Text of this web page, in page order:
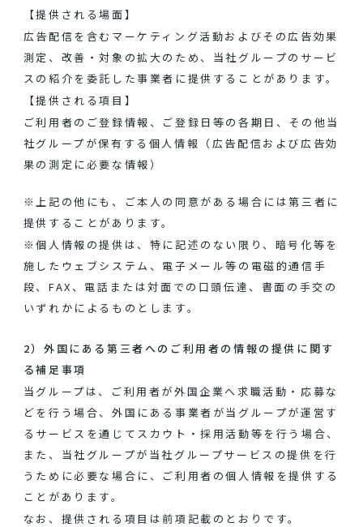
【提供される場面】
広告配信を含むマーケティング活動およびその広告効果
測定、改善・対象の拡大のため、当社グループのサービ
スの紹介を委託した事業者に提供することがあります。
【提供される項目】
ご利用者のご登録情報、ご登録日等の各期日、その他当
社グループが保有する個人情報（広告配信および広告効
果の測定に必要な情報）
※上記の他にも、ご本人の同意がある場合には第三者に
提供することがあります。
※個人情報の提供は、特に記述のない限り、暗号化等を
施したウェブシステム、電子メール等の電磁的通信手
段、FAX、電話または対面での口頭伝達、書面の手交の
いずれかによるものとします。
2）外国にある第三者へのご利用者の情報の提供に関す
る補足事項
当グループは、ご利用者が外国企業へ求職活動・応募な
どを行う場合、外国にある事業者が当グループが運営す
るサービスを通じてスカウト・採用活動等を行う場合、
また、当社グループが当社グループサービスの提供を行
うために必要な場合に、ご利用者の個人情報を提供する
ことがあります。
なお、提供される項目は前項記載のとおりです。